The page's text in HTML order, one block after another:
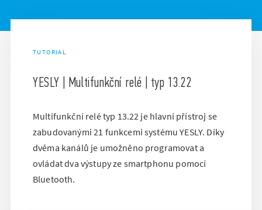
TUTORIAL
YESLY | Multifunkční relé | typ 13.22
Multifunkční relé typ 13.22 je hlavní přístroj se
zabudovanými 21 funkcemi systému YESLY. Díky
dvěma kanálů je umožněno programovat a
ovládat dva výstupy ze smartphonu pomocí
Bluetooth.